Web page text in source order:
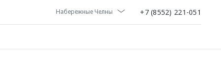
Набережные Челны +7 (8552) 221-051